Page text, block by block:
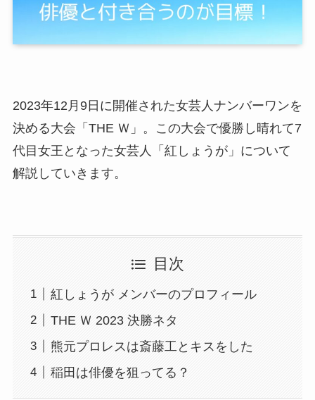
2023年12月9日に開催された女芸人ナンバーワンを
決める大会「THE Ｗ」。この大会で優勝し晴れて7
代目女王となった女芸人「紅しょうが」について
解説していきます。
目次
紅しょうが メンバーのプロフィール
THE Ｗ 2023 決勝ネタ
熊元プロレスは斎藤工とキスをした
稲田は俳優を狙ってる？